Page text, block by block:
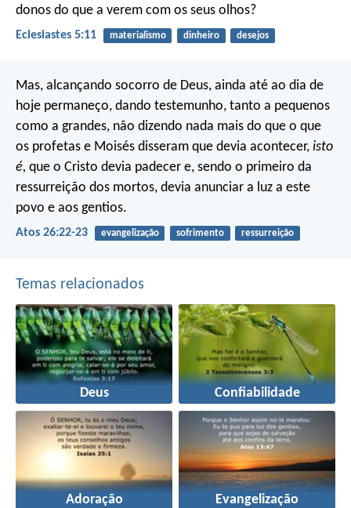
donos do que a verem com os seus olhos?
Eclesiastes 5:11 materialismo dinheiro desejos
Mas, alcançando socorro de Deus, ainda até ao dia de
hoje permaneço, dando testemunho, tanto a pequenos
como a grandes, não dizendo nada mais do que o que
os profetas e Moisés disseram que devia acontecer, isto
é, que o Cristo devia padecer e, sendo o primeiro da
ressurreição dos mortos, devia anunciar a luz a este
povo e aos gentios.
Atos 26:22-23 evangelização sofrimento ressurreição
Temas relacionados
Deus Confiabilidade
Adoração Evangelização